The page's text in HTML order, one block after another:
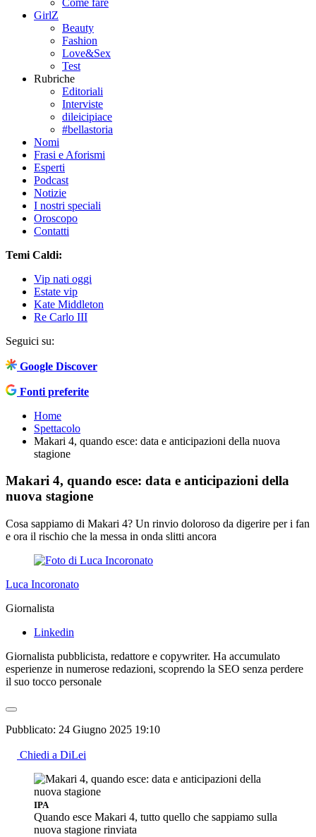
GirlZ
Beauty
Fashion
Love&Sex
Test
Rubriche
Editoriali
Interviste
dileicipiace
#bellastoria
Nomi
Frasi e Aforismi
Esperti
Podcast
Notizie
I nostri speciali
Oroscopo
Contatti
Temi Caldi:
Vip nati oggi
Estate vip
Kate Middleton
Re Carlo III
Seguici su:
Google Discover
Fonti preferite
Home
Spettacolo
Makari 4, quando esce: data e anticipazioni della nuova
stagione
Makari 4, quando esce: data e anticipazioni della
nuova stagione
Cosa sappiamo di Makari 4? Un rinvio doloroso da digerire per i fan
e ora il rischio che la messa in onda slitti ancora
Luca Incoronato
Giornalista
Linkedin
Giornalista pubblicista, redattore e copywriter. Ha accumulato
esperienze in numerose redazioni, scoprendo la SEO senza perdere
il suo tocco personale
Pubblicato: 24 Giugno 2025 19:10
Chiedi a DiLei
IPA
Quando esce Makari 4, tutto quello che sappiamo sulla
nuova stagione rinviata